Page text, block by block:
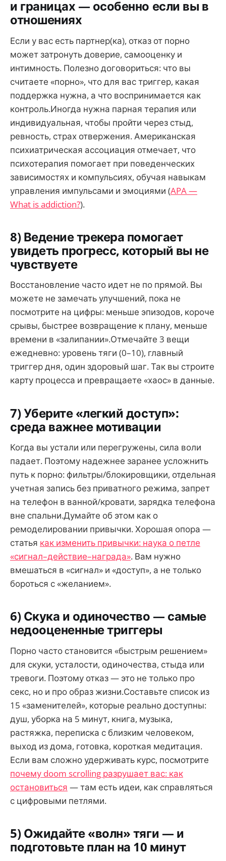
и границах — особенно если вы в
отношениях
Если у вас есть партнер(ка), отказ от порно
может затронуть доверие, самооценку и
интимность. Полезно договориться: что вы
считаете «порно», что для вас триггер, какая
поддержка нужна, а что воспринимается как
контроль.Иногда нужна парная терапия или
индивидуальная, чтобы пройти через стыд,
ревность, страх отвержения. Американская
психиатрическая ассоциация отмечает, что
психотерапия помогает при поведенческих
зависимостях и компульсиях, обучая навыкам
управления импульсами и эмоциями (APA —
What is addiction?).
8) Ведение трекера помогает
увидеть прогресс, который вы не
чувствуете
Восстановление часто идет не по прямой. Вы
можете не замечать улучшений, пока не
посмотрите на цифры: меньше эпизодов, короче
срывы, быстрее возвращение к плану, меньше
времени в «залипании».Отмечайте 3 вещи
ежедневно: уровень тяги (0–10), главный
триггер дня, один здоровый шаг. Так вы строите
карту процесса и превращаете «хаос» в данные.
7) Уберите «легкий доступ»:
среда важнее мотивации
Когда вы устали или перегружены, сила воли
падает. Поэтому надежнее заранее усложнить
путь к порно: фильтры/блокировщики, отдельная
учетная запись без приватного режима, запрет
на телефон в ванной/кровати, зарядка телефона
вне спальни.Думайте об этом как о
ремоделировании привычки. Хорошая опора —
статья как изменить привычки: наука о петле
«сигнал–действие–награда». Вам нужно
вмешаться в «сигнал» и «доступ», а не только
бороться с «желанием».
6) Скука и одиночество — самые
недооцененные триггеры
Порно часто становится «быстрым решением»
для скуки, усталости, одиночества, стыда или
тревоги. Поэтому отказ — это не только про
секс, но и про образ жизни.Составьте список из
15 «заменителей», которые реально доступны:
душ, уборка на 5 минут, книга, музыка,
растяжка, переписка с близким человеком,
выход из дома, готовка, короткая медитация.
Если вам сложно удерживать курс, посмотрите
почему doom scrolling разрушает вас: как
остановиться — там есть идеи, как справляться
с цифровыми петлями.
5) Ожидайте «волн» тяги — и
подготовьте план на 10 минут